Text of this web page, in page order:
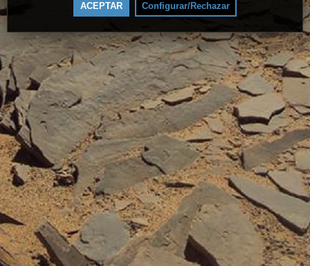
ACEPTAR Configurar/Rechazar